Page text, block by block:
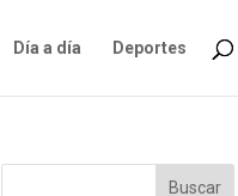
Día a día Deportes